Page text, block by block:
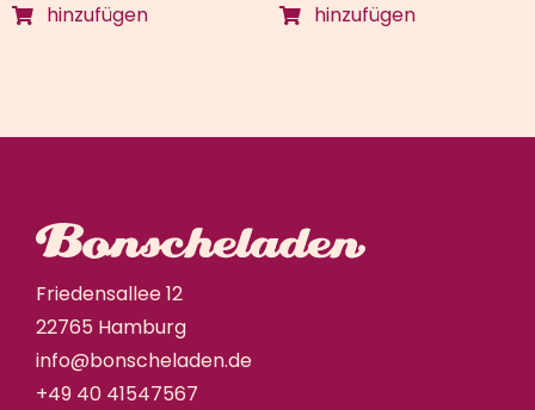
hinzufügen
hinzufügen
Friedensallee 12
22765 Hamburg
info@bonscheladen.de
+49 40 41547567